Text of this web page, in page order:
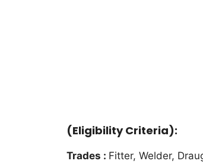
(Eligibility Criteria):
Trades : Fitter, Welder,